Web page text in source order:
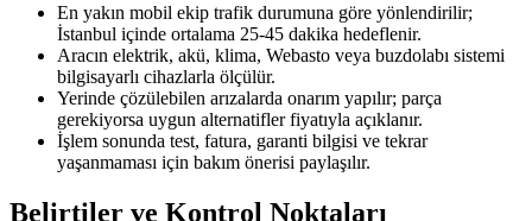
En yakın mobil ekip trafik durumuna göre yönlendirilir;
İstanbul içinde ortalama 25-45 dakika hedeflenir.
Aracın elektrik, akü, klima, Webasto veya buzdolabı sistemi
bilgisayarlı cihazlarla ölçülür.
Yerinde çözülebilen arızalarda onarım yapılır; parça
gerekiyorsa uygun alternatifler fiyatıyla açıklanır.
İşlem sonunda test, fatura, garanti bilgisi ve tekrar
yaşanmaması için bakım önerisi paylaşılır.
Belirtiler ve Kontrol Noktaları